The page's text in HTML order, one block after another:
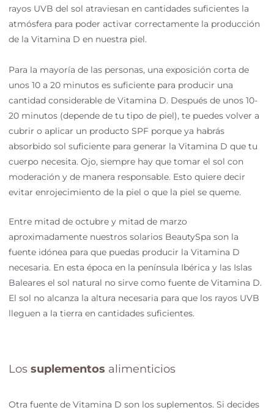
rayos UVB del sol atraviesan en cantidades suficientes la
atmósfera para poder activar correctamente la producción
de la Vitamina D en nuestra piel.
Para la mayoría de las personas, una exposición corta de
unos 10 a 20 minutos es suficiente para producir una
cantidad considerable de Vitamina D. Después de unos 10-
20 minutos (depende de tu tipo de piel), te puedes volver a
cubrir o aplicar un producto SPF porque ya habrás
absorbido sol suficiente para generar la Vitamina D que tu
cuerpo necesita. Ojo, siempre hay que tomar el sol con
moderación y de manera responsable. Esto quiere decir
evitar enrojecimiento de la piel o que la piel se queme.
Entre mitad de octubre y mitad de marzo
aproximadamente nuestros solarios BeautySpa son la
fuente idónea para que puedas producir la Vitamina D
necesaria. En esta época en la península Ibérica y las Islas
Baleares el sol natural no sirve como fuente de Vitamina D.
El sol no alcanza la altura necesaria para que los rayos UVB
lleguen a la tierra en cantidades suficientes.
Lossuplementos alimenticios
Otra fuente de Vitamina D son los suplementos. Si decides